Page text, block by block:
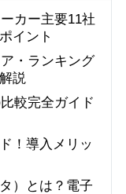
カー主要11社
イント
・ランキング
説
較完全ガイド
！導入メリッ
）とは？電子